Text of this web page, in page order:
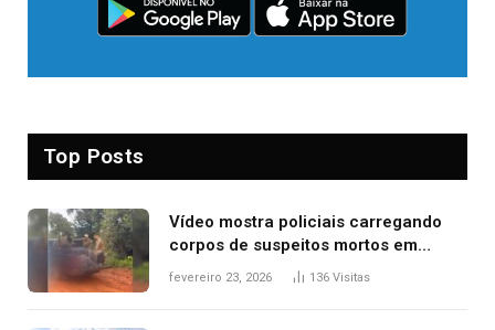
Top Posts
Vídeo mostra policiais carregando
corpos de suspeitos mortos em
confronto dentro de caminhonete
fevereiro 23, 2026 136 Visitas